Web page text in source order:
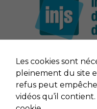
Les cookies sont
pleinement du site
refus peut
vidéos qu’il contient.